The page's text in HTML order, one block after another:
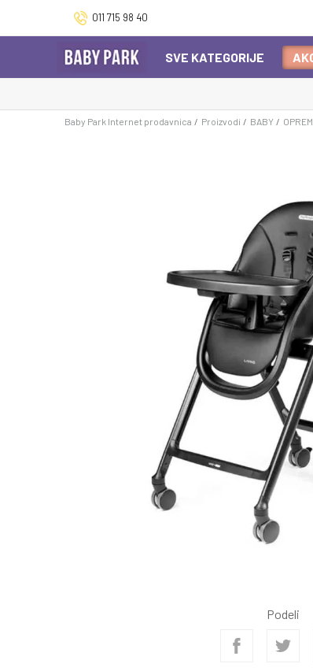
011 715 98 40
SVE KATEGORIJE
Baby Park Internet prodavnica Proizvodi BABY
Podeli